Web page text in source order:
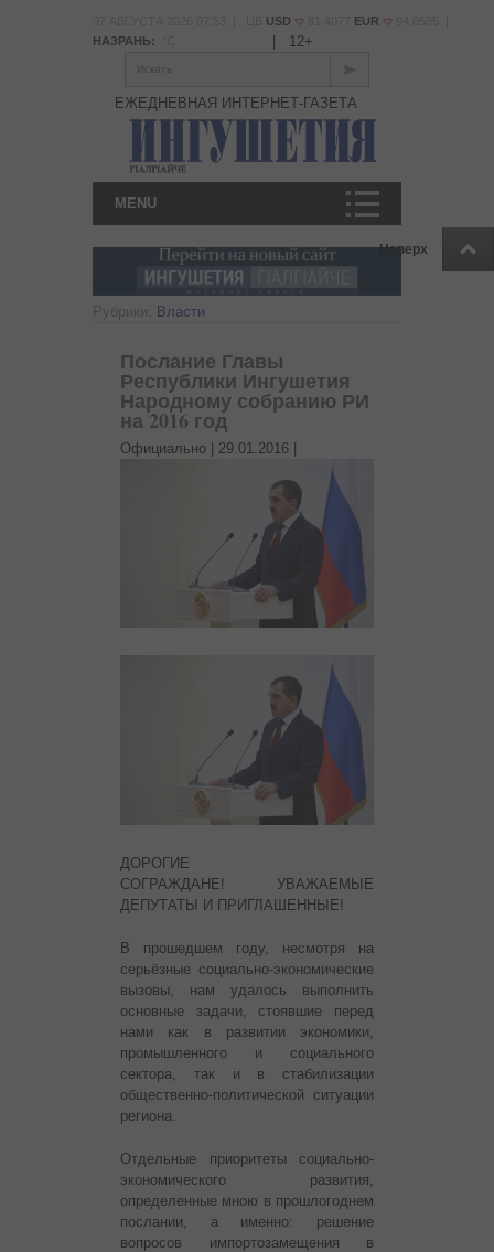
Наверх
USD EUR
НАЗРАНЬ:
12+
Искать
ЕЖЕДНЕВНАЯ ИНТЕРНЕТ-ГАЗЕТА
MENU
Рубрики: Власти
Послание Главы
Республики Ингушетия
Народному собранию РИ
на 2016 год
Официально | 29.01.2016
ДОРОГИЕ
СОГРАЖДАНЕ! УВАЖАЕМЫЕ
ДЕПУТАТЫ И ПРИГЛАШЕННЫЕ!
В прошедшем году, несмотря на
серьёзные социально-экономические
вызовы, нам удалось выполнить
основные задачи, стоявшие перед
нами как в развитии экономики,
промышленного и социального
сектора, так и в стабилизации
общественно-политической ситуации
региона.
Отдельные приоритеты социально-
экономического развития,
определенные мною в прошлогоднем
послании, а именно: решение
вопросов импортозамещения в